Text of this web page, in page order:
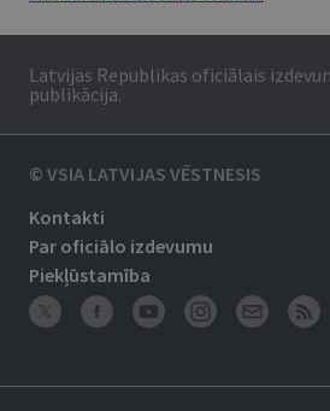
Latvijas Republikas oficiālais
publikācija.
© VSIA LATVIJAS VĒSTNESIS
Kontakti
Par oficiālo izdevumu
Piekļūstamība